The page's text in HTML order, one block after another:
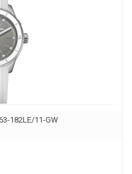
182LE/11-GW